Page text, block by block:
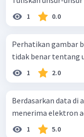
1 0.0
Perhatikan gambar berikut!
tidak benar tentang
1 2.0
Berdasarkan data di
menerima elektron
1 5.0